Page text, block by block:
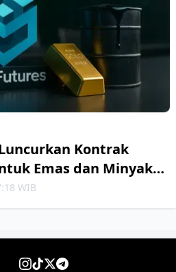
Kontrak
Emas dan Minyak
WIB